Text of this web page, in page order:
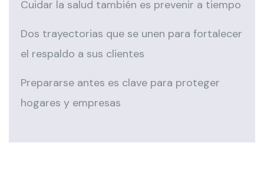
Cuidar la salud también es prevenir a tiempo
Dos trayectorias que se unen para fortalecer
el respaldo a sus clientes
Prepararse antes es clave para proteger
hogares y empresas